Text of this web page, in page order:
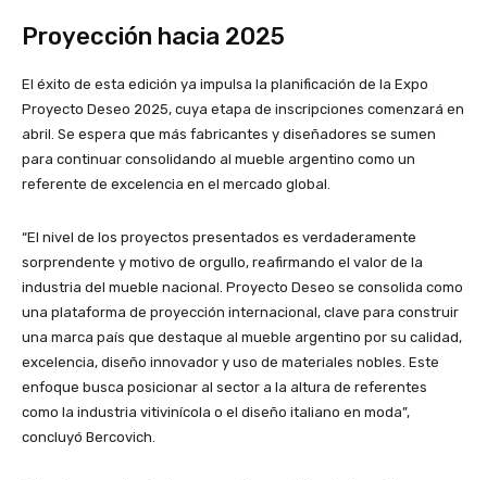
Proyección hacia 2025
El éxito de esta edición ya impulsa la planificación de la Expo
Proyecto Deseo 2025, cuya etapa de inscripciones comenzará en
abril. Se espera que más fabricantes y diseñadores se sumen
para continuar consolidando al mueble argentino como un
referente de excelencia en el mercado global.
“El nivel de los proyectos presentados es verdaderamente
sorprendente y motivo de orgullo, reafirmando el valor de la
industria del mueble nacional. Proyecto Deseo se consolida como
una plataforma de proyección internacional, clave para construir
una marca país que destaque al mueble argentino por su calidad,
excelencia, diseño innovador y uso de materiales nobles. Este
enfoque busca posicionar al sector a la altura de referentes
como la industria vitivinícola o el diseño italiano en moda”,
concluyó Bercovich.